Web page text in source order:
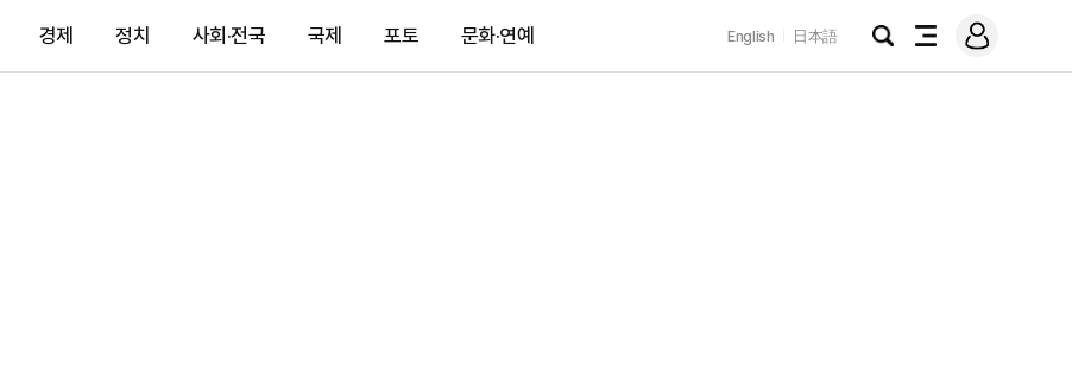
경제 정치 사회·전국 국제 포토 문화·연예 English 日本語
검
전
메
그